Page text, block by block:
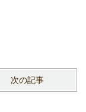
次の記事